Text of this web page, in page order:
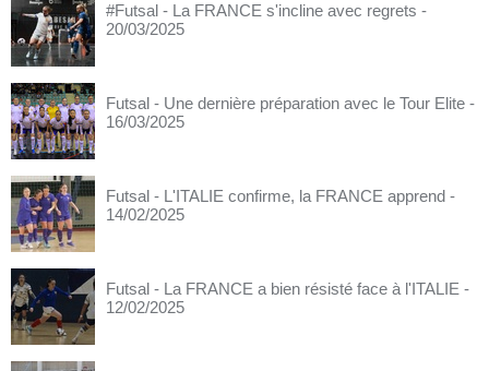
#Futsal - La FRANCE s'incline avec regrets -
20/03/2025
Futsal - Une dernière préparation avec le Tour Elite -
16/03/2025
Futsal - L'ITALIE confirme, la FRANCE apprend -
14/02/2025
Futsal - La FRANCE a bien résisté face à l'ITALIE -
12/02/2025